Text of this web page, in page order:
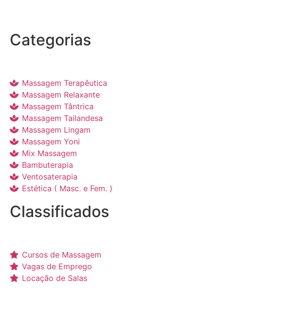
Categorias
Massagem Terapêutica
Massagem Relaxante
Massagem Tântrica
Massagem Tailandesa
Massagem Lingam
Massagem Yoni
Mix Massagem
Bambuterapia
Ventosaterapia
Estética ( Masc. e Fem. )
Classificados
Cursos de Massagem
Vagas de Emprego
Locação de Salas